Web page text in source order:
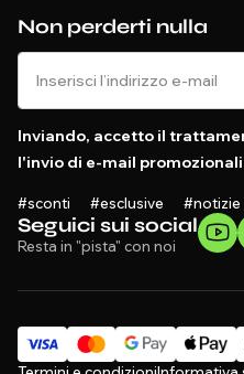
Seguici sui social
Resta in "pista" con noi
Non perderti nulla
Inviando, accetto il
l'invio di e-mail
#sconti #esclusive #notizie